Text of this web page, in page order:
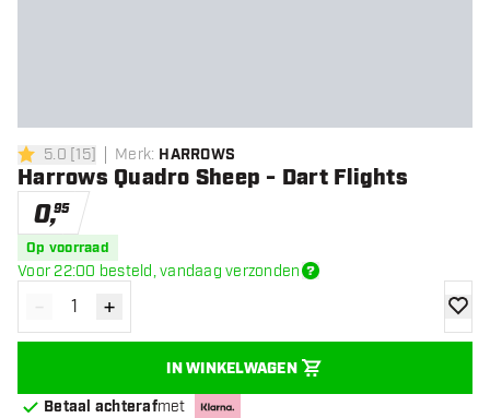
5 score sterren
5.0 [15] Merk: HARROWS
Harrows Quadro Sheep - Dart Flights
0,95
Op voorraad
Voor 22:00 besteld, vandaag verzonden
Verminder hoeveelheid
- Verhoog hoeveelheid
+
IN WINKELWAGEN
Betaal achterafmet